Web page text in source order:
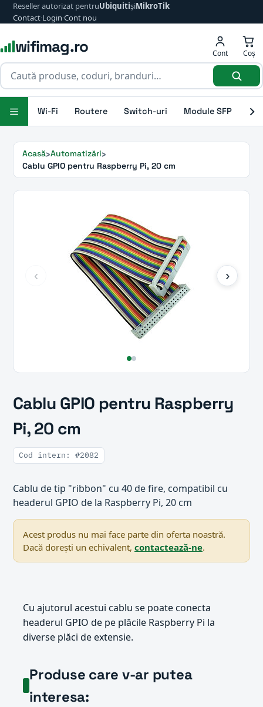
Reseller autorizat pentruUbiquitișiMikroTik
Contact·Login·Cont nou
wifimag.ro Cont Coș
Wi-Fi Routere Switch-uri Module SFP
Acasă Automatizări
Cablu GPIO pentru Raspberry Pi, 20 cm
‹ ›
Cablu GPIO pentru Raspberry
Pi, 20 cm
Cod intern: #2082
Cablu de tip "ribbon" cu 40 de fire, compatibil cu
headerul GPIO de la Raspberry Pi, 20 cm
Acest produs nu mai face parte din oferta noastră.
Dacă dorești un echivalent, contactează-ne.
Cu ajutorul acestui cablu se poate conecta
headerul GPIO de pe plăcile Raspberry Pi la
diverse plăci de extensie.
Produse care v-ar putea
interesa: